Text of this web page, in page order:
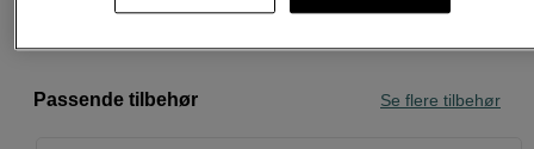
Passende tilbehør Se flere tilbehør